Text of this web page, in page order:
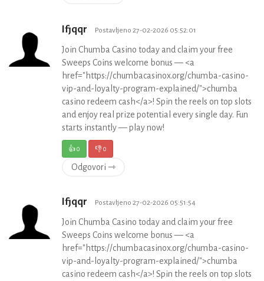
Ifjqqr Postavljeno 27-02-2026 05:52:01
Join Chumba Casino today and claim your free
Sweeps Coins welcome bonus — <a
href="https://chumbacasinox.org/chumba-casino-
vip-and-loyalty-program-explained/">chumba
casino redeem cash</a>! Spin the reels on top slots
and enjoy real prize potential every single day. Fun
starts instantly — play now!
👍0 👎0
Odgovori ⇾
Ifjqqr Postavljeno 27-02-2026 05:51:54
Join Chumba Casino today and claim your free
Sweeps Coins welcome bonus — <a
href="https://chumbacasinox.org/chumba-casino-
vip-and-loyalty-program-explained/">chumba
casino redeem cash</a>! Spin the reels on top slots